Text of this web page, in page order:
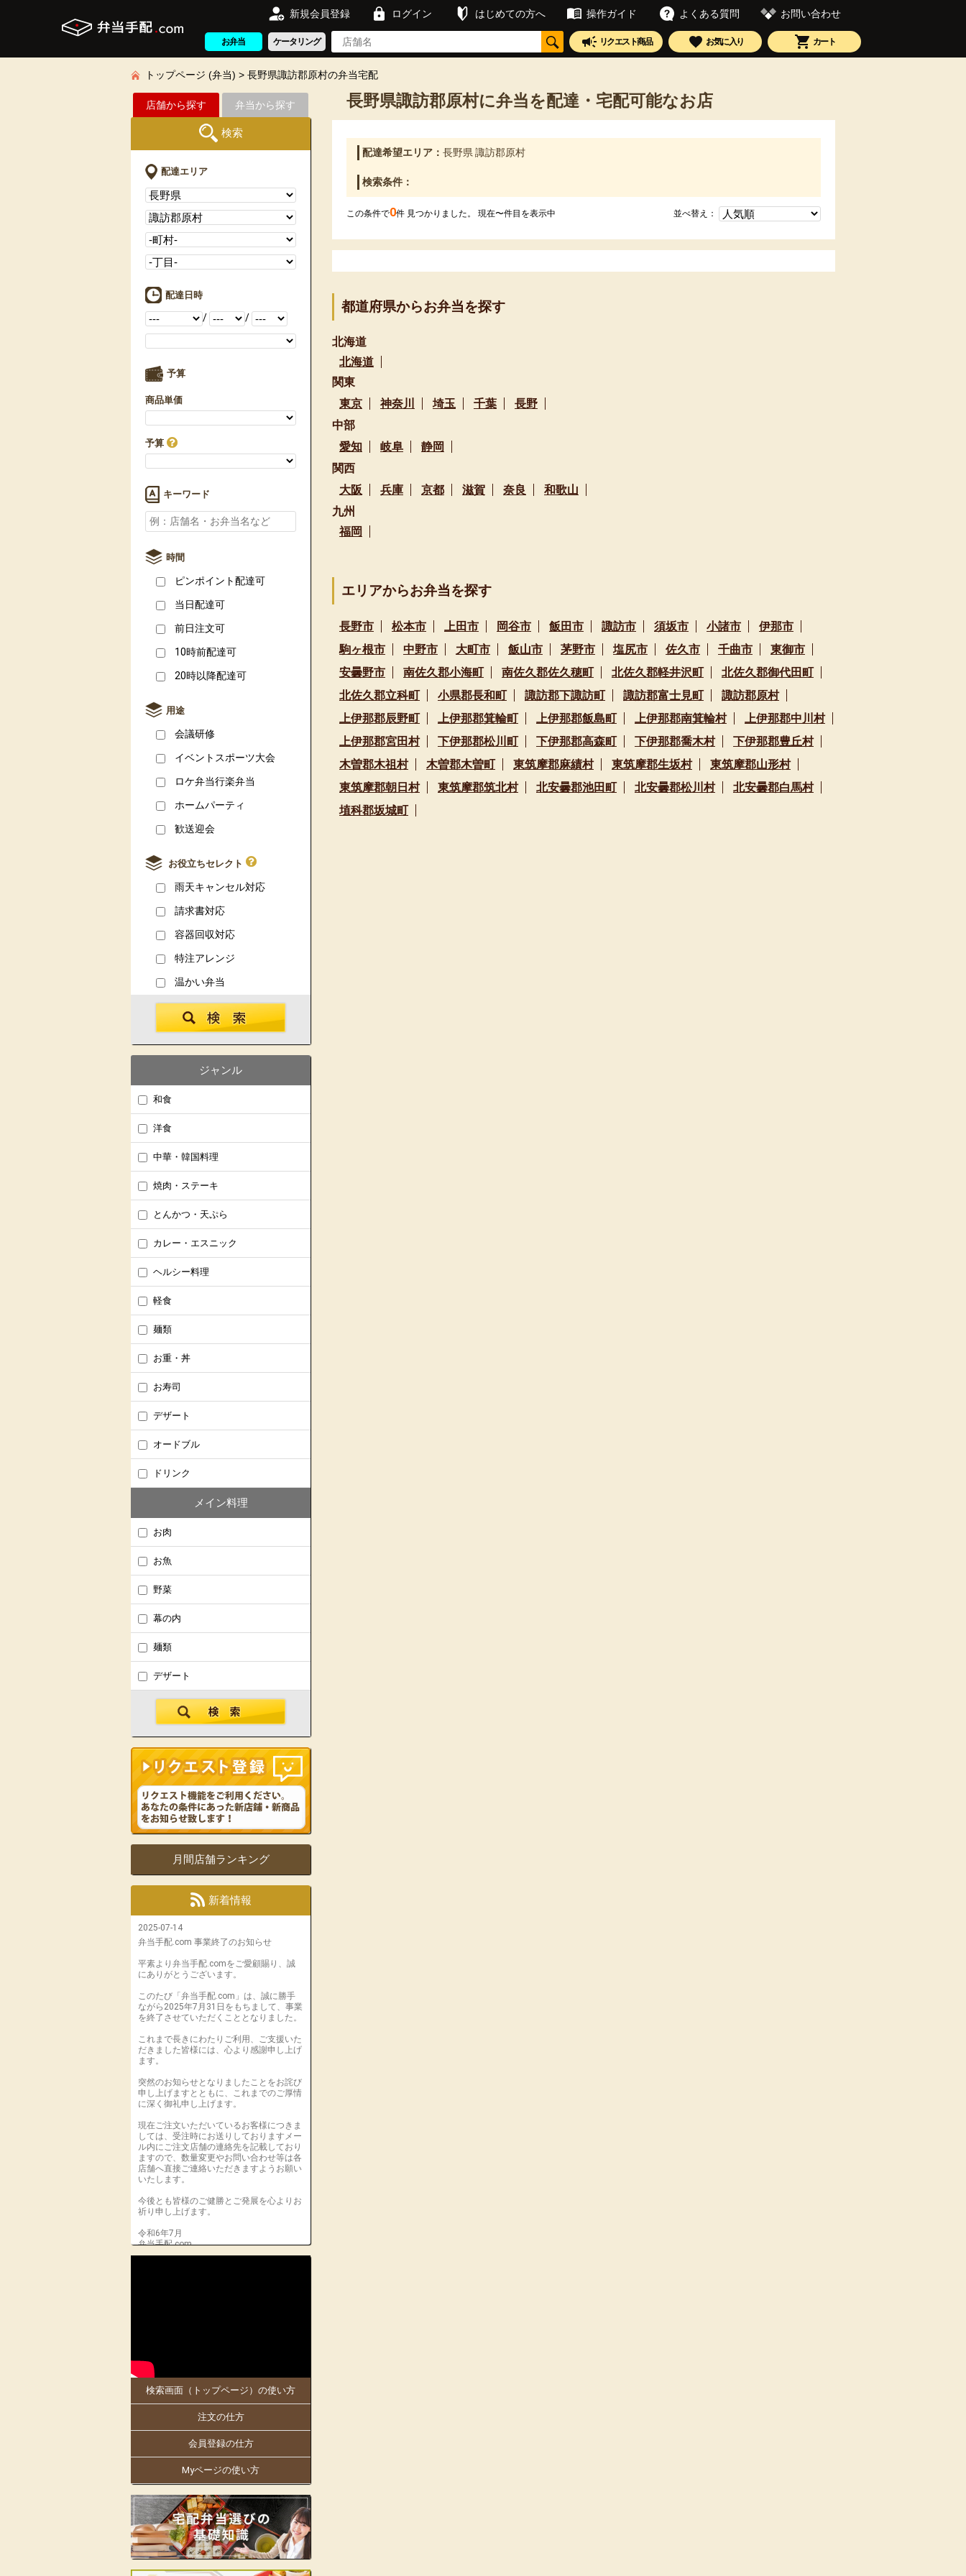
新規会員登録 ログイン はじめての方へ 操作ガイド よくある質問 お問い合わせ
お弁当 ケータリング リクエスト商品 お気に入り カート
トップページ (弁当) 長野県諏訪郡原村の弁当宅配
店舗から探す 弁当から探す
検索
配達エリア
配達日時
/ /
予算
商品単価
予算
キーワード
時間
ピンポイント配達可
当日配達可
前日注文可
10時前配達可
20時以降配達可
用途
会議研修
イベントスポーツ大会
ロケ弁当行楽弁当
ホームパーティ
歓送迎会
お役立ちセレクト
雨天キャンセル対応
請求書対応
容器回収対応
特注アレンジ
温かい弁当
ジャンル
和食
洋食
中華・韓国料理
焼肉・ステーキ
とんかつ・天ぷら
カレー・エスニック
ヘルシー料理
軽食
麺類
お重・丼
お寿司
デザート
オードブル
ドリンク
メイン料理
お肉
お魚
野菜
幕の内
麺類
デザート
月間店舗ランキング
新着情報
2025-07-14
弁当手配.com 事業終了のお知らせ
平素より弁当手配.comをご愛顧賜り、誠
にありがとうございます。
このたび「弁当手配.com」は、誠に勝手
ながら2025年7月31日をもちまして、事業
を終了させていただくこととなりました。
これまで長きにわたりご利用、ご支援いた
だきました皆様には、心より感謝申し上げ
ます。
突然のお知らせとなりましたことをお詫び
申し上げますとともに、これまでのご厚情
に深く御礼申し上げます。
現在ご注文いただいているお客様につきま
しては、受注時にお送りしておりますメー
ル内にご注文店舗の連絡先を記載しており
ますので、数量変更やお問い合わせ等は各
店舗へ直接ご連絡いただきますようお願い
いたします。
今後とも皆様のご健勝とご発展を心よりお
祈り申し上げます。
令和6年7月
弁当手配.com
伝統の味を大阪・京都でもお楽しみくださ
い。
大阪万博にも出店中!人気商品の「まねき
のえきそば」の出汁を隠し味に使ったり
と、「お料理のまねき」でしかできない味
め込んでおります。
姫路駅の駅弁をはじめ、地域の仕出しやロ
ケ弁、様々なお集りのお弁当などを手掛け
ています。
ある老舗の味をお楽しみいただけます。
見た目も美しく楽しいお弁当をご提供し、
皆様の会合に彩りをお届けします。
店舗詳細ページはこちらから!
検索画面（トップページ）の使い方
注文の仕方
会員登録の仕方
Myページの使い方
長野県諏訪郡原村に弁当を配達・宅配可能なお店
配達希望エリア： 長野県 諏訪郡原村
検索条件：
この条件で0件 見つかりました。 現在〜件目を表示中 並べ替え：
都道府県からお弁当を探す
北海道
北海道
関東
東京 神奈川 埼玉 千葉 長野
中部
愛知 岐阜 静岡
関西
大阪 兵庫 京都 滋賀 奈良 和歌山
九州
福岡
エリアからお弁当を探す
長野市 松本市 上田市 岡谷市 飯田市 諏訪市 須坂市 小諸市
伊那市
駒ヶ根市
中野市 大町市 飯山市 茅野市 塩尻市 佐久市 千曲市
東御市
安曇野市
南佐久郡小海町 南佐久郡佐久穂町 北佐久郡軽井沢町
北佐久郡御代田町
北佐久郡立科町
小県郡長和町 諏訪郡下諏訪町 諏訪郡富士見町
諏訪郡原村
上伊那郡辰野町
上伊那郡箕輪町 上伊那郡飯島町 上伊那郡南箕輪村
上伊那郡中川村
上伊那郡宮田村
下伊那郡松川町 下伊那郡高森町 下伊那郡喬木村
下伊那郡豊丘村
木曽郡木祖村
木曽郡木曽町 東筑摩郡麻績村 東筑摩郡生坂村
東筑摩郡山形村
東筑摩郡朝日村
東筑摩郡筑北村 北安曇郡池田町 北安曇郡松川村
北安曇郡白馬村
埴科郡坂城町